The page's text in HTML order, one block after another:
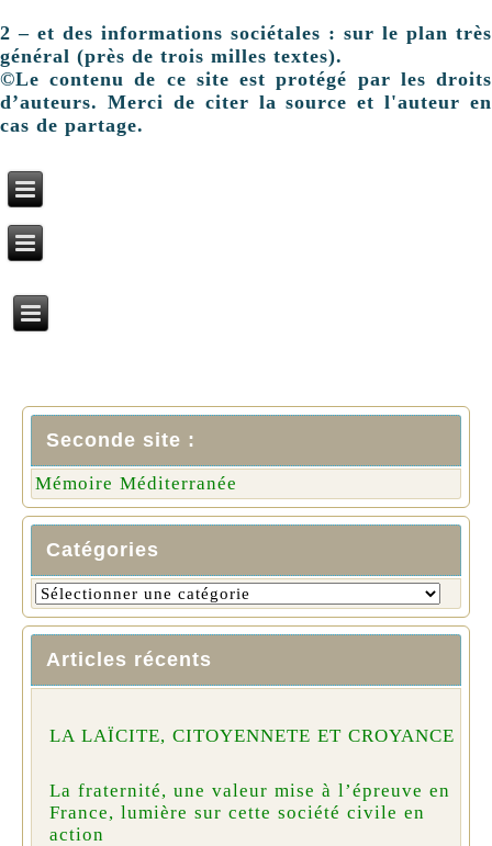
2 – et des informations sociétales : sur le plan très
général (près de trois milles textes).
©Le contenu de ce site est protégé par les droits
d’auteurs. Merci de citer la source et l'auteur en
cas de partage.
Seconde site :
Mémoire Méditerranée
Catégories
Articles récents
LA LAÏCITE, CITOYENNETE ET CROYANCE
La fraternité, une valeur mise à l’épreuve en
France, lumière sur cette société civile en
action